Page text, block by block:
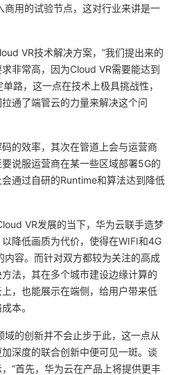
商用的试验节点，这对行业来讲是一
VR技术解决方案，“我们提出来的
非常高，因为Cloud VR需要能达到
路，这一点在技术上极具挑战性，
通了端管云的力量来解决这个问
的效率，其次在管道上会与运营商
说服运营商在某一些区域部署5G的
通过自研的Runtime和算法达到降低
VR发展的当下，华为云联手造梦
降低画质为代价，使得在WIFI和4G
内容。而针对双方都较为关注的高成
法， 其在多个城市建设边缘计算的
，也能展示在端侧，给用户带来低
本。
的创新并不会止步于此，这一点从
深度的联合创新中便可见一斑。谈
“首先，华为云在产品上将提供更丰